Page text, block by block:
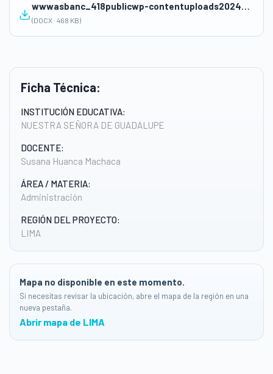
Ficha Técnica:
INSTITUCIÓN EDUCATIVA:
NUESTRA SEÑORA DE GUADALUPE
DOCENTE:
Susana Huanca Machaca
ÁREA / MATERIA:
Administración
REGIÓN DEL PROYECTO:
LIMA
Mapa no disponible en este momento.
Si necesitas revisar la ubicación, abre el mapa de la región en una
nueva pestaña.
Abrir mapa de LIMA
wwwasbanc_418publicwp-contentuploads202409Estrategia-Pedagogica_-_Emprende-con-Mate_-1.docx
(DOCX · 468 KB)